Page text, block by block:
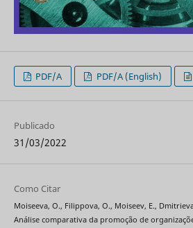
PDF/A PDF/A (English)
Publicado
31/03/2022
Como Citar
Moiseeva, O., Filippova, O., Moiseev, E.,
Análise comparativa da promoção de